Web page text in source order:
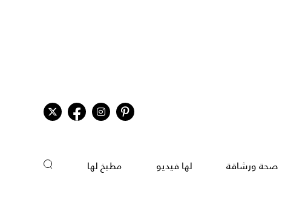
صحة ورشاقة لها فيديو مطبخ لها